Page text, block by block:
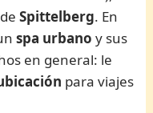
deSpittelberg. En
spa urbano y sus
en general: le
para viajes